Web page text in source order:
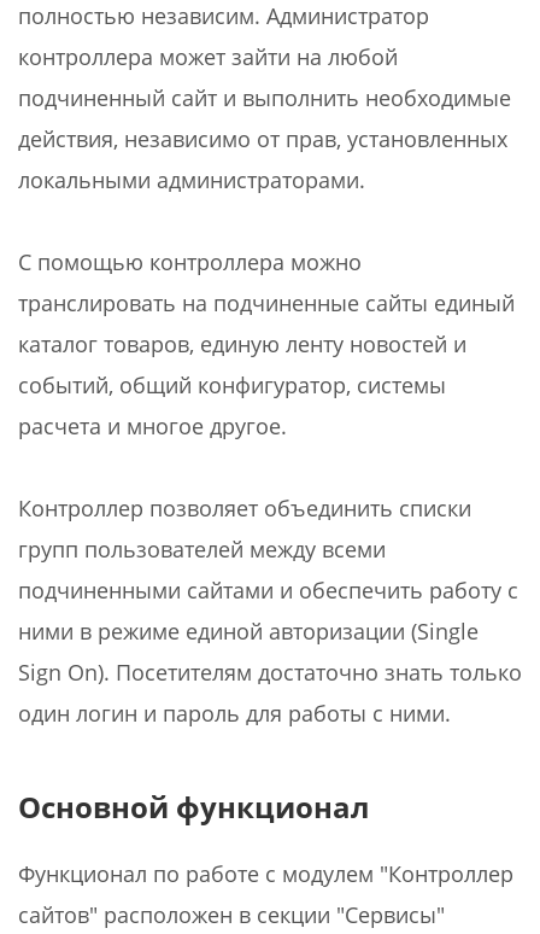
полностью независим. Администратор
контроллера может зайти на любой
подчиненный сайт и выполнить необходимые
действия, независимо от прав, установленных
локальными администраторами.
С помощью контроллера можно
транслировать на подчиненные сайты единый
каталог товаров, единую ленту новостей и
событий, общий конфигуратор, системы
расчета и многое другое.
Контроллер позволяет объединить списки
групп пользователей между всеми
подчиненными сайтами и обеспечить работу с
ними в режиме единой авторизации (Single
Sign On). Посетителям достаточно знать только
один логин и пароль для работы с ними.
Основной функционал
Функционал по работе с модулем "Контроллер
сайтов" расположен в секции "Сервисы"